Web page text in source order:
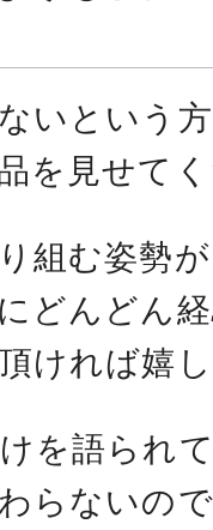
いという
を見せて
組む姿勢
どんどん
ければ嬉
を語られ
らないの